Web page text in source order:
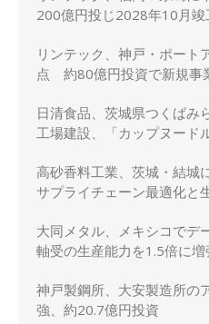
200億円投じ2028年10月竣
リンテック、神戸・ポート
点 約80億円投資で新規事
日清食品、茨城県つくばみ
工場建設、「カップヌード
高砂香料工業、茨城・結城
サプライチェーン最適化と
大同メタル、メキシコでデ
軸受の生産能力を1.5倍に増
神戸製鋼所、大安製造所の
強、約20.7億円投資